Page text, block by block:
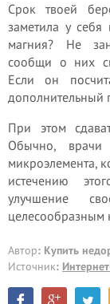
Срок твоей
заметила у
магния? Не
сообщи о них
Если он
дополнительный
При этом
Обычно,
микроэлемента,
истечению
улучшение
целесообразным
Автор: Купить
Источник: